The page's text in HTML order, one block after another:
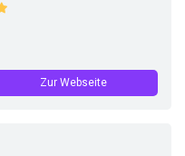
Zur Webseite